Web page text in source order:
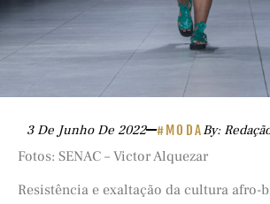
3 De Junho De 2022 #MODABy:
Fotos: SENAC – Victor Alquezar
Resistência e exaltação da cultura afro-